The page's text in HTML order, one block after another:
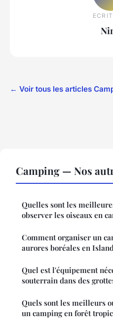
← Voir tous les articles
Camping — Nos
Quelles sont les
observer les oiseaux en
Comment organiser un
aurores boréales en
Quel est l'équipement
souterrain dans des
Quels sont les meilleurs
un camping en forêt